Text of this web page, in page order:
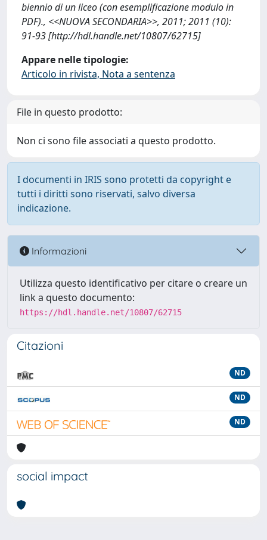
biennio di un liceo (con esemplificazione modulo in
PDF)., <<NUOVA SECONDARIA>>, 2011; 2011 (10):
91-93 [http://hdl.handle.net/10807/62715]
Appare nelle tipologie:
Articolo in rivista, Nota a sentenza
File in questo prodotto:
Non ci sono file associati a questo prodotto.
I documenti in IRIS sono protetti da copyright e
tutti i diritti sono riservati, salvo diversa
indicazione.
Informazioni
Utilizza questo identificativo per citare o creare un
link a questo documento:
https://hdl.handle.net/10807/62715
Citazioni
ND
ND
ND
social impact